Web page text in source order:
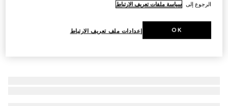
الرجوع إلى سياسة ملفات تعريف الارتباط
إعدادات ملف تعريف الارتباط OK